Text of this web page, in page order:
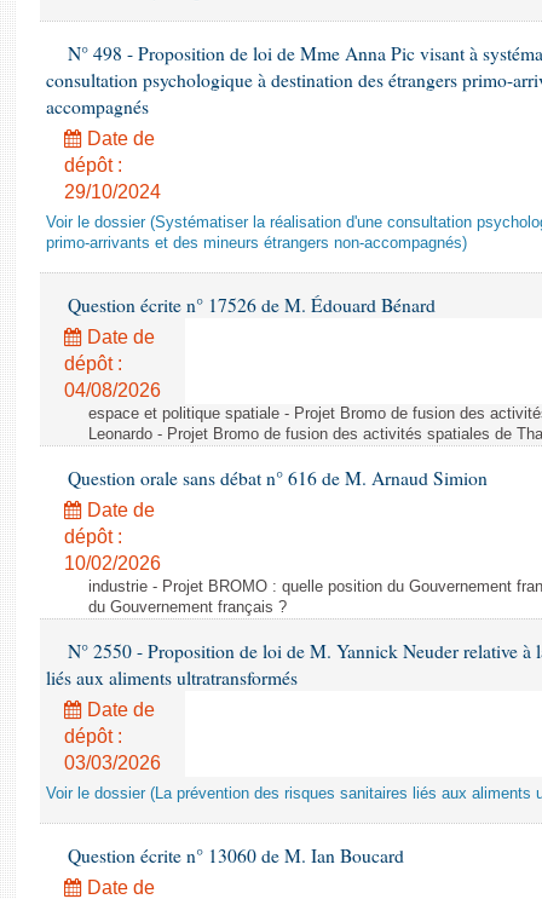
N° 498 - Proposition de loi de Mme Anna Pic visant à
consultation psychologique à destination des étrangers primo-
accompagnés
Date de
dépôt :
29/10/2024
Voir le dossier (Systématiser la réalisation d'une consultation
primo-arrivants et des mineurs étrangers non-accompagnés)
Question écrite n° 17526 de M. Édouard Bénard
Date de
dépôt :
04/08/2026
espace et politique spatiale - Projet Bromo de fusion des
Leonardo - Projet Bromo de fusion des activités spatiales de
Question orale sans débat n° 616 de M. Arnaud Simion
Date de
dépôt :
10/02/2026
industrie - Projet BROMO : quelle position du Gouvernement
du Gouvernement français ?
N° 2550 - Proposition de loi de M. Yannick Neuder relative à
liés aux aliments ultratransformés
Date de
dépôt :
03/03/2026
Voir le dossier (La prévention des risques sanitaires liés aux aliments
Question écrite n° 13060 de M. Ian Boucard
Date de